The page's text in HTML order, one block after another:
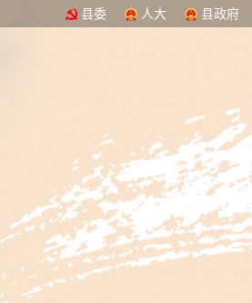
县委 人大 县政府